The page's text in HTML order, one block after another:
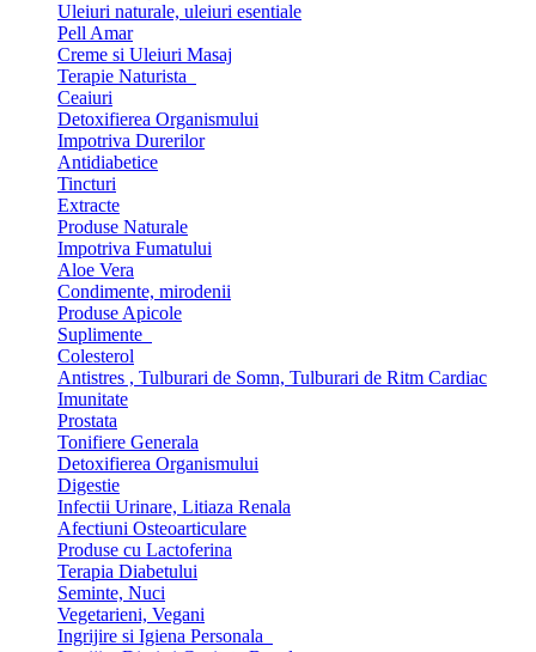
Uleiuri naturale, uleiuri esentiale
Pell Amar
Creme si Uleiuri Masaj
Terapie Naturista
Ceaiuri
Detoxifierea Organismului
Impotriva Durerilor
Antidiabetice
Tincturi
Extracte
Produse Naturale
Impotriva Fumatului
Aloe Vera
Condimente, mirodenii
Produse Apicole
Suplimente
Colesterol
Antistres , Tulburari de Somn, Tulburari de Ritm Cardiac
Imunitate
Prostata
Tonifiere Generala
Detoxifierea Organismului
Digestie
Infectii Urinare, Litiaza Renala
Afectiuni Osteoarticulare
Produse cu Lactoferina
Terapia Diabetului
Seminte, Nuci
Vegetarieni, Vegani
Ingrijire si Igiena Personala